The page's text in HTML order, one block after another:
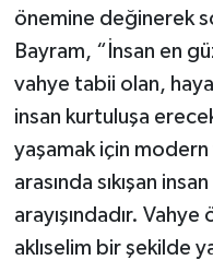
önemine değinerek
Bayram, “İnsan en
vahye tabii olan,
insan kurtuluşa
yaşamak için
arasında sıkışan
arayışındadır. Vahye
aklıselim bir şekilde